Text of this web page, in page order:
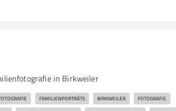
in Birkweiler
FAMILIENPORTRÄTS BIRKWEILER FOTOGRAFIE